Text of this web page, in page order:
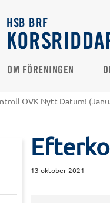
HSB BRF
OM FÖRENINGEN
OVK Nytt Datum!
13 oktober 2021